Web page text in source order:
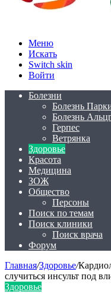
Меню
Искать
Switch skin
Войти
Болезни
Болезнь
Болезнь
Герпес
Ветрянка
Здоровье
Красота
Медицина
ЗОЖ
Общество
Персоны
Поиск по темам
Поиск клиники
Поиск врача
Форум
Главная/Здоровье/
случиться инсульт под
Здоровье